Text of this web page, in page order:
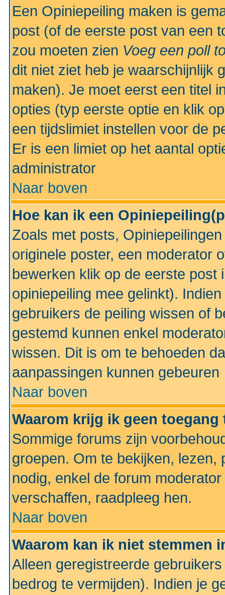
Een Opiniepeiling maken is
post (of de eerste post van een
zou moeten zien Voeg een poll
dit niet ziet heb je waarschijnlijk
maken). Je moet eerst een titel
opties (typ eerste optie en klik
een tijdslimiet instellen voor de
Er is een limiet op het aantal
administrator
Naar boven
Hoe kan ik een
Zoals met posts,
originele poster, een moderator
bewerken klik op de eerste post
opiniepeiling mee gelinkt).
gebruikers de peiling wissen of
gestemd kunnen enkel
wissen. Dit is om te behoeden
aanpassingen kunnen gebeuren
Naar boven
Waarom krijg ik geen
Sommige forums zijn
groepen. Om te bekijken, lezen,
nodig, enkel de forum
verschaffen, raadpleeg hen.
Naar boven
Waarom kan ik niet stemmen
Alleen geregistreerde
bedrog te vermijden). Indien je